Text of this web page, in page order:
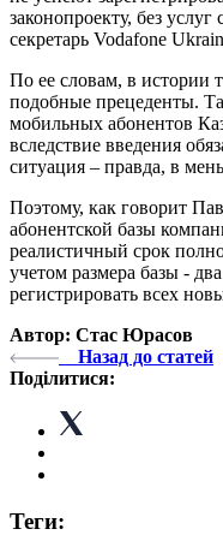
законопроекту, без услуг
секретарь Vodafone
По ее словам, в истории
подобные прецеденты.
мобильных абонентов
вследствие введения
ситуация – правда, в
Поэтому, как говорит
абонентской базы
реалистичный срок
учетом размера базы -
регистрировать всех
Автор: Стас Юрасов
Назад до статей
Поділитися:
Теги: